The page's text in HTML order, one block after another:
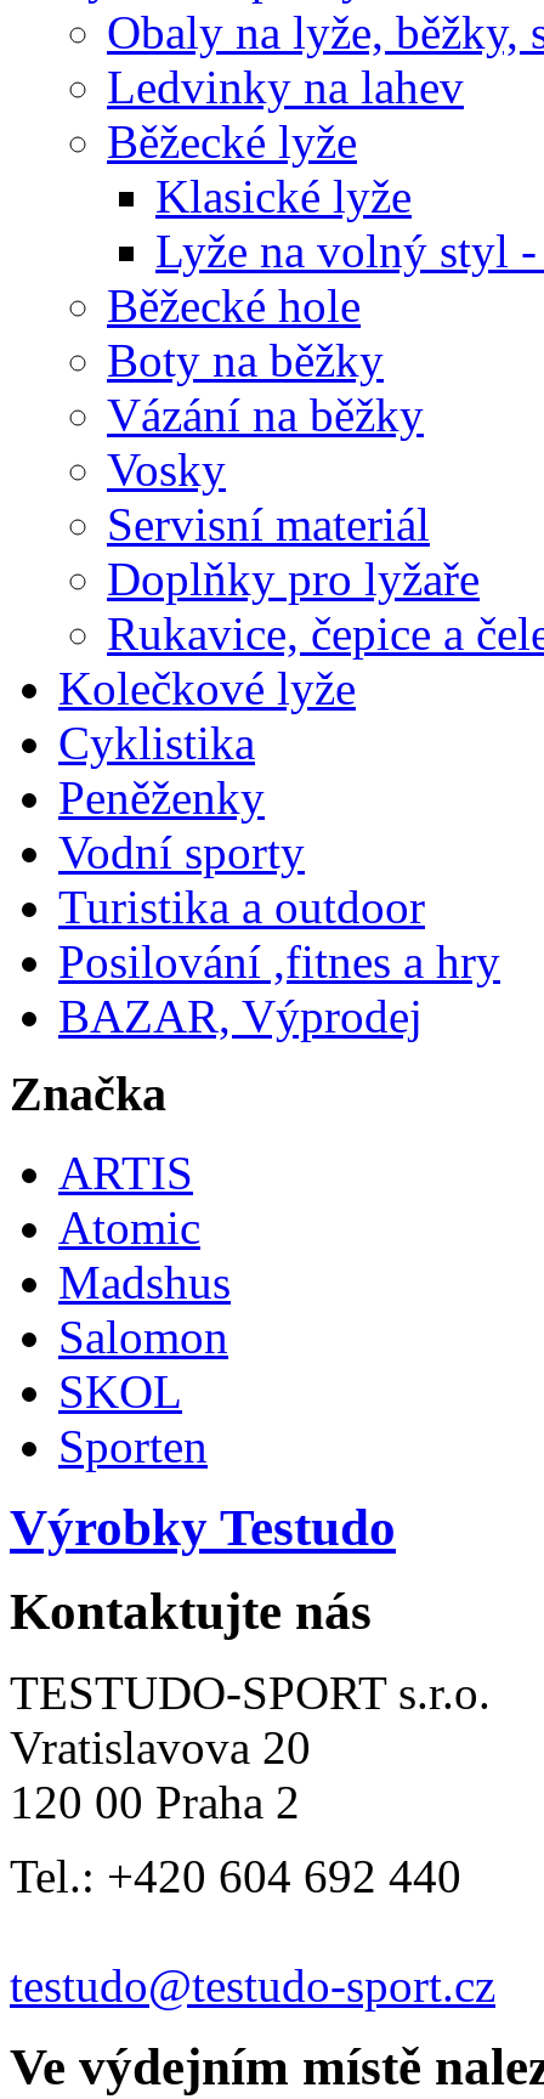
Obaly na lyže, běžky,
Ledvinky na lahev
Běžecké lyže
Klasické lyže
Lyže na volný styl -
Běžecké hole
Boty na běžky
Vázání na běžky
Vosky
Servisní materiál
Doplňky pro lyžaře
Rukavice, čepice a
Kolečkové lyže
Cyklistika
Peněženky
Vodní sporty
Turistika a outdoor
Posilování ,fitnes a hry
BAZAR, Výprodej
Značka
ARTIS
Atomic
Madshus
Salomon
SKOL
Sporten
Výrobky Testudo
Kontaktujte nás
TESTUDO-SPORT s.r.o.
Vratislavova 20
120 00 Praha 2
Tel.: +420 604 692 440
testudo@testudo-sport.cz
Ve výdejním místě